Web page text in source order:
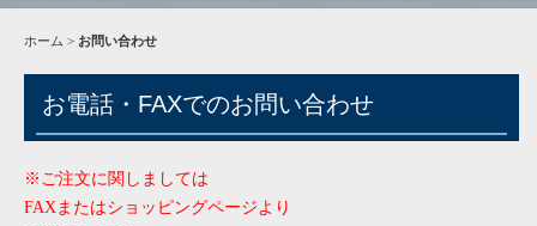
ホーム > お問い合わせ
お電話・FAXでのお問い合わせ
※ご注文に関しましては
FAXまたはショッピングページより